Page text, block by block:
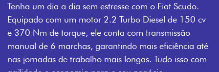
Tenha um dia a dia sem estresse com o Fiat Scudo.
Equipado com um motor 2.2 Turbo Diesel de 150 cv
e 370 Nm de torque, ele conta com transmissão
manual de 6 marchas, garantindo mais eficiência até
nas jornadas de trabalho mais longas. Tudo isso com